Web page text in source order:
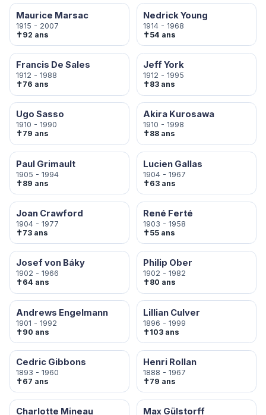
Maurice Marsac
1915 - 2007
✝92 ans
Nedrick Young
1914 - 1968
✝54 ans
Francis De Sales
1912 - 1988
✝76 ans
Jeff York
1912 - 1995
✝83 ans
Ugo Sasso
1910 - 1990
✝79 ans
Akira Kurosawa
1910 - 1998
✝88 ans
Paul Grimault
1905 - 1994
✝89 ans
Lucien Gallas
1904 - 1967
✝63 ans
Joan Crawford
1904 - 1977
✝73 ans
René Ferté
1903 - 1958
✝55 ans
Josef von Báky
1902 - 1966
✝64 ans
Philip Ober
1902 - 1982
✝80 ans
Andrews Engelmann
1901 - 1992
✝90 ans
Lillian Culver
1896 - 1999
✝103 ans
Cedric Gibbons
1893 - 1960
✝67 ans
Henri Rollan
1888 - 1967
✝79 ans
Charlotte Mineau Max Gülstorff